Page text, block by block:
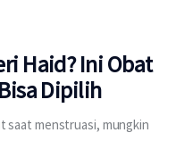
Haid? Ini Obat
Dipilih
saat menstruasi, mungkin